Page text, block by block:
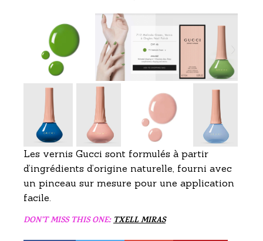
Les vernis Gucci sont formulés à partir
d’ingrédients d’origine naturelle, fourni avec
un pinceau sur mesure pour une application
facile.
DON'T MISS THIS ONE:TXELL MIRAS